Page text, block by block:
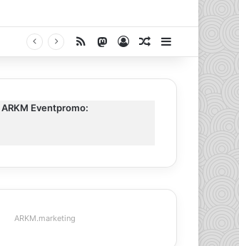
RSS Mastodon
AnmeldenZufälliger
ARKM Eventpromo:
ARKM.marketing